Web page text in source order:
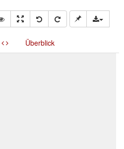
Überblick